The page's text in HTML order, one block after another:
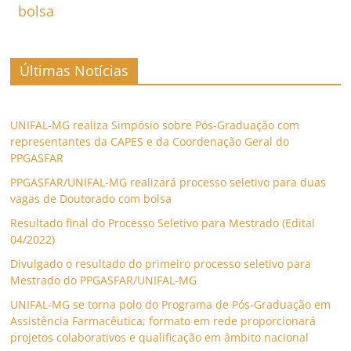
bolsa
Últimas Notícias
UNIFAL-MG realiza Simpósio sobre Pós-Graduação com
representantes da CAPES e da Coordenação Geral do
PPGASFAR
PPGASFAR/UNIFAL-MG realizará processo seletivo para duas
vagas de Doutorado com bolsa
Resultado final do Processo Seletivo para Mestrado (Edital
04/2022)
Divulgado o resultado do primeiro processo seletivo para
Mestrado do PPGASFAR/UNIFAL-MG
UNIFAL-MG se torna polo do Programa de Pós-Graduação em
Assistência Farmacêutica; formato em rede proporcionará
projetos colaborativos e qualificação em âmbito nacional